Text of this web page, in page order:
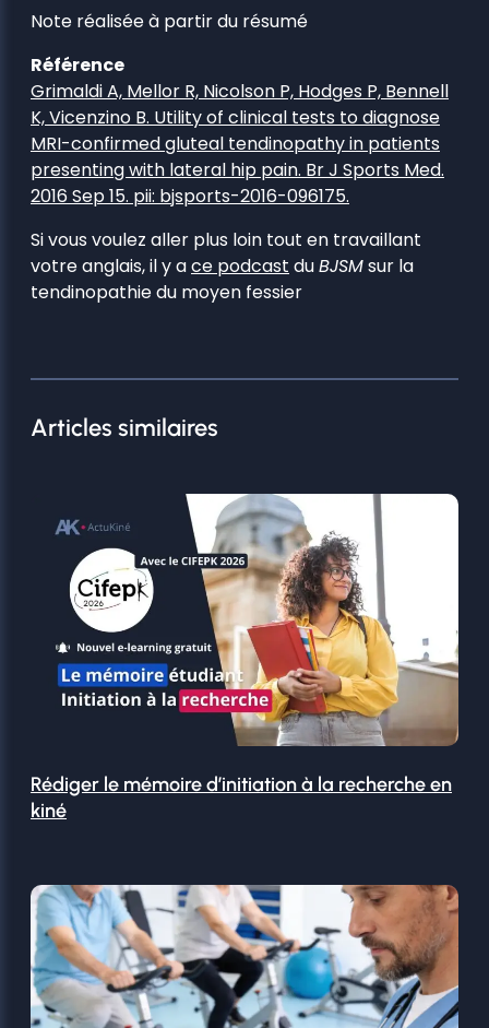
Note réalisée à partir du résumé
Référence
Grimaldi A, Mellor R, Nicolson P, Hodges P, Bennell
K, Vicenzino B. Utility of clinical tests to diagnose
MRI-confirmed gluteal tendinopathy in patients
presenting with lateral hip pain. Br J Sports Med.
2016 Sep 15. pii: bjsports-2016-096175.
Si vous voulez aller plus loin tout en travaillant
votre anglais, il y ace podcast duBJSMsur la
tendinopathie du moyen fessier
Articles similaires
Rédiger le mémoire d’initiation à la recherche en
kiné